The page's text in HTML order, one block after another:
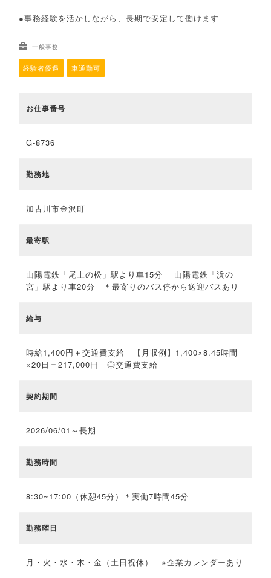
●事務経験を活かしながら、長期で安定して働けます
一般事務
経験者優遇 車通勤可
お仕事番号
G-8736
勤務地
加古川市金沢町
最寄駅
山陽電鉄「尾上の松」駅より車15分 山陽電鉄「浜の
宮」駅より車20分 ＊最寄りのバス停から送迎バスあり
給与
時給1,400円＋交通費支給 【月収例】1,400×8.45時間
×20日＝217,000円 ◎交通費支給
契約期間
2026/06/01～長期
勤務時間
8:30~17:00（休憩45分）＊実働7時間45分
勤務曜日
月・火・水・木・金（土日祝休） ※企業カレンダーあり